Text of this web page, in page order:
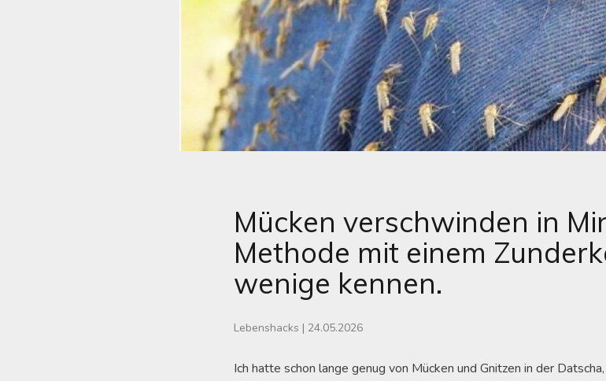
Mücken verschwinden in
Methode mit einem
wenige kennen.
Lebenshacks | 24.05.2026
Ich hatte schon lange genug von Mücken und Gnitzen in der